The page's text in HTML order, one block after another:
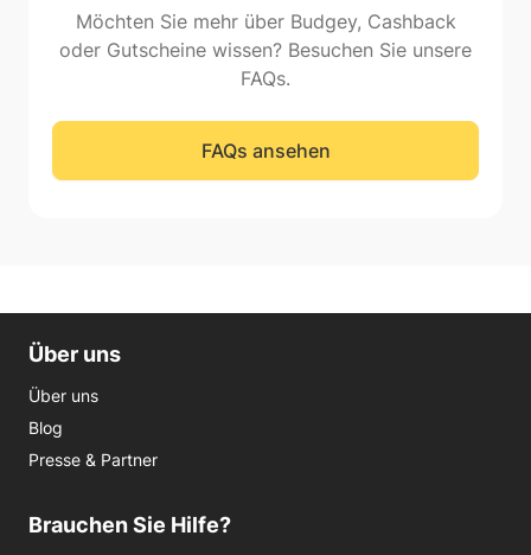
Möchten Sie mehr über Budgey, Cashback
oder Gutscheine wissen? Besuchen Sie unsere
FAQs.
FAQs ansehen
Über uns
Über uns
Blog
Presse & Partner
Brauchen Sie Hilfe?